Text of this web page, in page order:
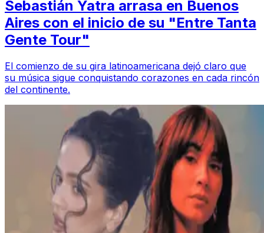
Sebastián Yatra arrasa en Buenos
Aires con el inicio de su "Entre Tanta
Gente Tour"
El comienzo de su gira latinoamericana dejó claro que
su música sigue conquistando corazones en cada rincón
del continente.